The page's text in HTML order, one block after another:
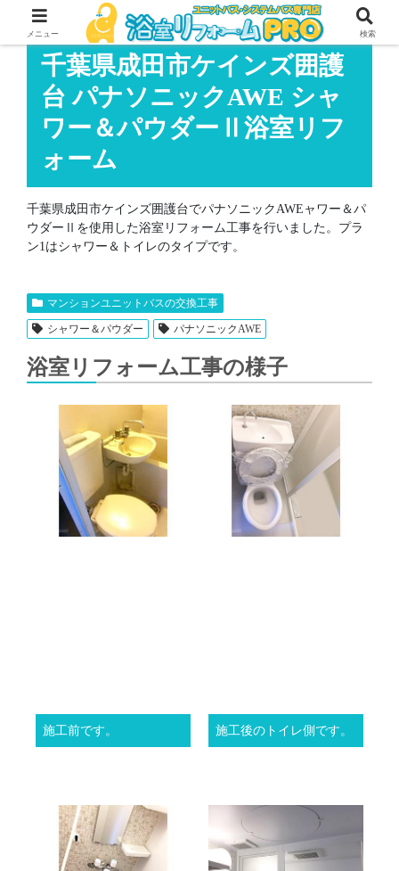
千葉県成田市ケインズ囲護
台 パナソニックAWE シャ
ワー＆パウダーⅡ浴室リフ
ォーム
千葉県成田市ケインズ囲護台でパナソニックAWEャワー＆パ
ウダーⅡを使用した浴室リフォーム工事を行いました。プラ
ン1はシャワー＆トイレのタイプです。
マンションユニットバスの交換工事
シャワー＆パウダー パナソニックAWE
浴室リフォーム工事の様子
施工前です。 施工後のトイレ側です。
メニュー 検索